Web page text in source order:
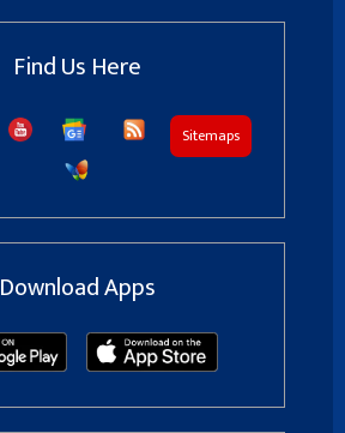
Find Us Here
Sitemaps
Download Apps